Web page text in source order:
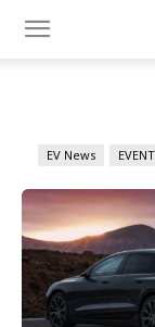
EV News EVENT